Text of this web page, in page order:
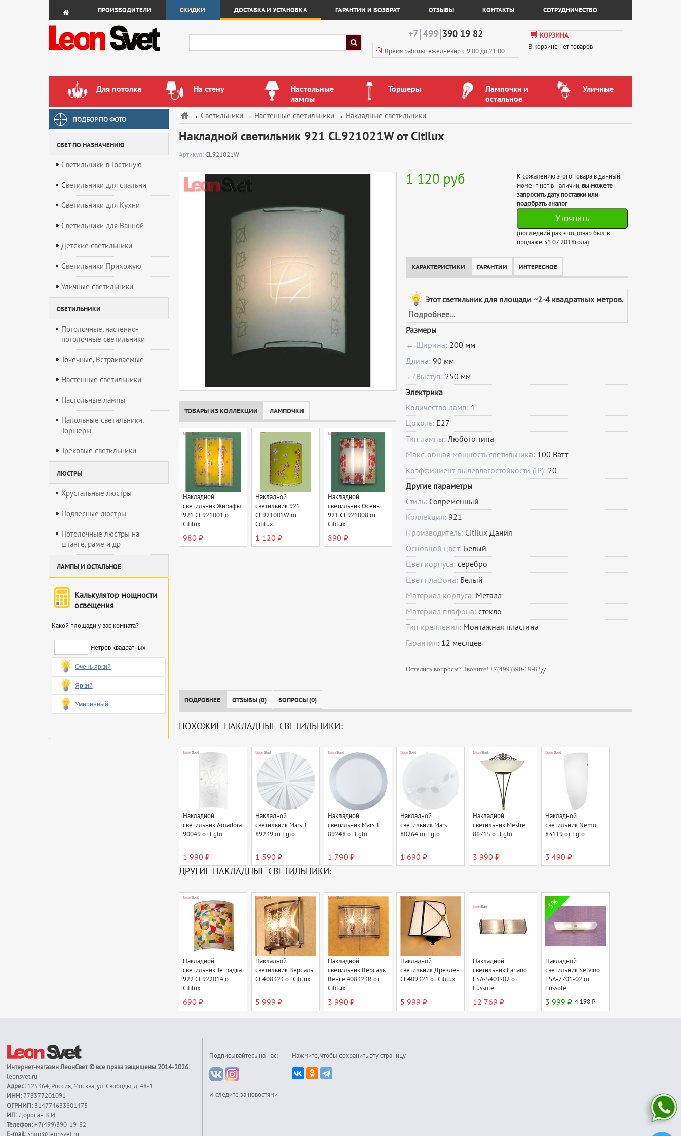
ПРОИЗВОДИТЕЛИ СКИДКИ ДОСТАВКА И УСТАНОВКА ГАРАНТИИ И ВОЗВРАТ ОТЗЫВЫ КОНТАКТЫ СОТРУДНИЧЕСТВО
+7 499 390 19 82
Время работы: ежедневнос 9:00 до 21:00
КОРЗИНА
В корзине нет товаров
Для потолка На стену
Настольные
лампы
Торшеры
Лампочки и
остальное
Уличные
ПОДБОР ПО ФОТО
СВЕТ ПО НАЗНАЧЕНИЮ
Светильники в Гостиную
Светильники для спальни
Светильники для Кухни
Светильники для Ванной
Детские светильники
Светильники Прихожую
Уличные светильники
СВЕТИЛЬНИКИ
Потолочные, настенно-
потолочные светильники
Точечные, Встраиваемые
Настенные светильники
Настольные лампы
Напольные светильники,
Торшеры
Трековые светильники
ЛЮСТРЫ
Хрустальные люстры
Подвесные люстры
Потолочные люстры на
штанге, раме и др
ЛАМПЫ И ОСТАЛЬНОЕ
Калькулятор мощности
освещения
Какой площади у вас комната?
метров квадратных
Очень яркий
Яркий
Умеренный
→ Накладные светильники
→ Настенные светильники
→ Светильники
Накладной светильник 921 CL921021W от Citilux
Артикул:CL921021W
ТОВАРЫ ИЗ КОЛЛЕКЦИИ ЛАМПОЧКИ
Накладной
светильник Жирафы
921 CL921001 от
Citilux
980 ₽
Накладной
светильник 921
CL921001W от
Citilux
1 120 ₽
Накладной
светильник Осень
921 CL921008 от
Citilux
890 ₽
1 120 руб
К сожалению этого товара в данный
момент нет в наличии, вы можете
запросить дату поставки или
подобрать аналог
Уточнить
(последний раз этот товар был в
продаже 31.07.2018года)
ХАРАКТЕРИСТИКИ ГАРАНТИИ ИНТЕРЕСНОЕ
Этот светильник для площади ~2-4 квадратных метров.
Подробнее...
Размеры
↔ Ширина: 200 мм
Длина: 90 мм
↚ Выступ: 250 мм
Электрика
Количество ламп: 1
Цоколь: E27
Тип лампы: Любого типа
Макс. общая мощность светильника: 100 Ватт
Коэффициент пылевлагостойкости (IP): 20
Другие параметры
Стиль: Современный
Коллекция: 921
Производитель: CitiluxДания
Основной цвет: Белый
Цвет корпуса: серебро
Цвет плафона: Белый
Материал корпуса: Металл
Материал плафона: стекло
Тип крепления: Монтажная пластина
Гарантия: 12 месяцев
Остались вопросы? Звоните! +7(499)390-19-82//
ПОДРОБНЕЕ ОТЗЫВЫ (0) ВОПРОСЫ (0)
ПОХОЖИЕ НАКЛАДНЫЕ СВЕТИЛЬНИКИ:
Накладной
светильник Amadora
90049 от Eglo
1 990 ₽
Накладной
светильник Mars 1
89239 от Eglo
1 590 ₽
Накладной
светильник Mars 1
89248 от Eglo
1 790 ₽
Накладной
светильник Mars
80264 от Eglo
1 690 ₽
Накладной
светильник Mestre
86715 от Eglo
3 990 ₽
Накладной
светильник Nemo
83119 от Eglo
3 490 ₽
ДРУГИЕ НАКЛАДНЫЕ СВЕТИЛЬНИКИ:
Накладной
светильник Тетрадка
922 CL922014 от
Citilux
690 ₽
Накладной
светильник Версаль
CL408323 от Citilux
5 999 ₽
Накладной
светильник Версаль
Венге 408323R от
Citilux
3 990 ₽
Накладной
светильник Дрезден
CL409321 от Citilux
5 999 ₽
Накладной
светильник Lariano
LSA-5401-02 от
Lussole
12 769 ₽
5%
Накладной
светильник Selvino
LSA-7701-02 от
Lussole
3 999 ₽ 4 198 ₽
Интернет-магазинЛеонСвет© все права защищены 2014-2026.
leonsvet.ru
Адрес: 125364, Россия, Москва,ул. Свободы, д. 48-1
ИНН:773377201091
ОГРНИП: 314774633801475
ИП:Дорогин В.И.
Телефон: +7(499)390-19-82
Подписывайтесь на нас:
И следите за новостями
Нажмите, чтобы сохранить эту страницу